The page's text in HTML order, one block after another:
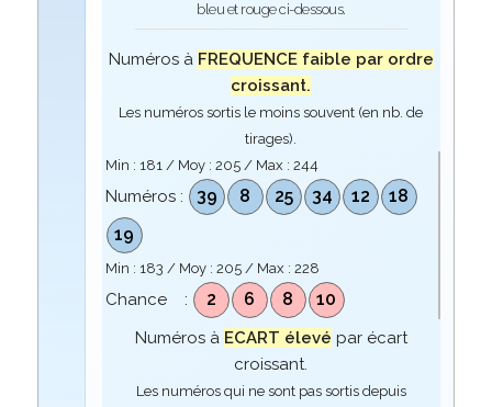
bleu et rouge ci-dessous.
Numéros à FREQUENCE faible par ordre
croissant.
Les numéros sortis le moins souvent (en nb. de
tirages).
Min : 181/ Moy : 205/ Max : 244
Numéros : 39 8 25 34 12
18
19
Min : 183 / Moy : 205/ Max : 228
Chance : 2 6 8 10
Numéros à ECART élevé par écart
croissant.
Les numéros qui ne sont pas sortis depuis